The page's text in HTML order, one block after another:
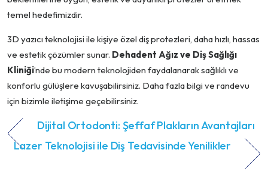
temel hedefimizdir.
3D yazıcı teknolojisi ile kişiye özel diş protezleri, daha hızlı, hassas
ve estetik çözümler sunar. Dehadent Ağız ve Diş Sağlığı
Kliniği’nde bu modern teknolojiden faydalanarak sağlıklı ve
konforlu gülüşlere kavuşabilirsiniz. Daha fazla bilgi ve randevu
için bizimle iletişime geçebilirsiniz.
Dijital Ortodonti: Şeffaf Plakların Avantajları
Lazer Teknolojisi ile Diş Tedavisinde Yenilikler